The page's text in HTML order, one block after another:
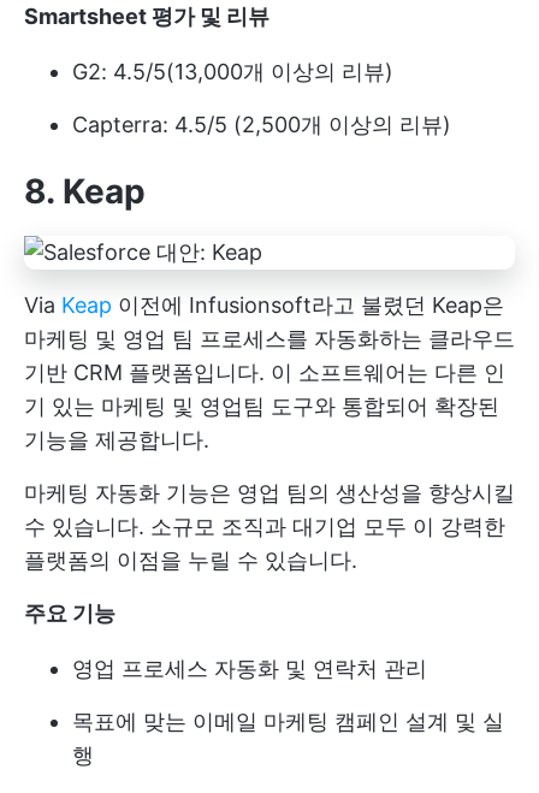
Smartsheet 평가 및 리뷰
G2: 4.5/5(13,000개 이상의 리뷰)
Capterra: 4.5/5 (2,500개 이상의 리뷰)
8. Keap
Via Keap 이전에 Infusionsoft라고 불렸던 Keap은
마케팅 및 영업 팀 프로세스를 자동화하는 클라우드
기반 CRM 플랫폼입니다. 이 소프트웨어는 다른 인
기 있는 마케팅 및 영업팀 도구와 통합되어 확장된
기능을 제공합니다.
마케팅 자동화 기능은 영업 팀의 생산성을 향상시킬
수 있습니다. 소규모 조직과 대기업 모두 이 강력한
플랫폼의 이점을 누릴 수 있습니다.
주요 기능
영업 프로세스 자동화 및 연락처 관리
목표에 맞는 이메일 마케팅 캠페인 설계 및 실
행